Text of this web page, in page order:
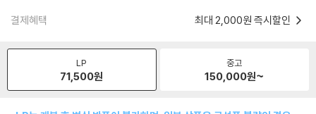
결제혜택 최대 2,000원 즉시할인
LP
71,500원
중고
150,000원~